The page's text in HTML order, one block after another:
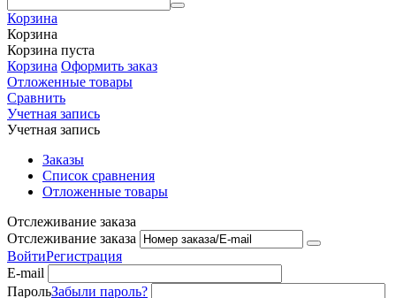
Корзина
Корзина
Корзина пуста
Корзина Оформить заказ
Отложенные товары
Сравнить
Учетная запись
Учетная запись
Заказы
Список сравнения
Отложенные товары
Отслеживание заказа
Отслеживание заказа
ВойтиРегистрация
E-mail
ПарольЗабыли пароль?